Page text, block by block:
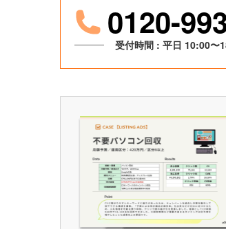
0120-
受付時間 : 平日 10:00〜